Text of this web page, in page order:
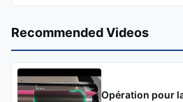
Découvrez la machine Yintech
précision et l'efficacité.Cette
Recommended Videos
Opération pour